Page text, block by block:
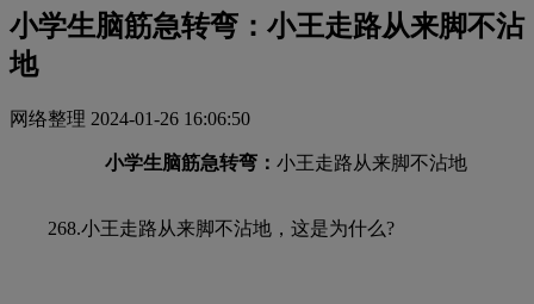
小学生脑筋急转弯：小王走路从来脚不沾
地
网络整理 2024-01-26 16:06:50
小学生脑筋急转弯： 小王走路从来脚不沾地
268.小王走路从来脚不沾地，这是为什么?